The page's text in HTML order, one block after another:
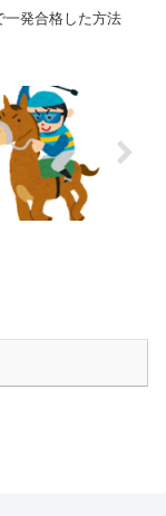
一発合格した方法